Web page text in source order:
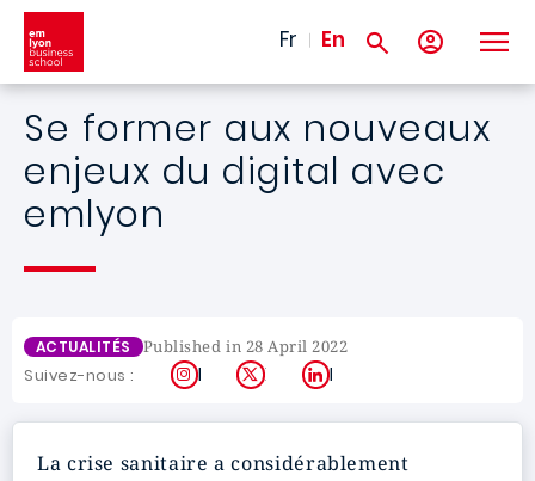
Skip to main content
Fr En
Se former aux nouveaux
enjeux du digital avec
emlyon
ACTUALITÉS Published in 28 April 2022
Suivez-nous : Instagram
X LinkedIn
La crise sanitaire a considérablement